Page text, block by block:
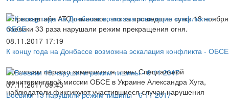
В пресс-штабе АТО отмечают, что за прошедшие сутки 13 ноября
боевики 33 раза нарушали режим прекращения огня.
08.11.2017 17:19
К концу года на Донбассе возможна эскалация конфликта - ОБСЕ
По словам первого заместителя главы Специальной
мониторинговой миссии ОБСЕ в Украине Александра Хуга,
наблюдатели фиксируют участившиеся случаи нарушения
07.11.2017 09:43
Боевики 13 нарушили режим тишины - 6 11 2017